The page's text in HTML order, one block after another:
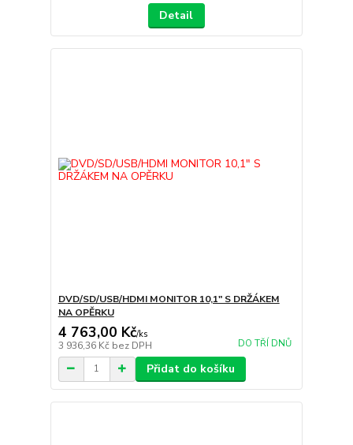
Detail
DVD/SD/USB/HDMI MONITOR 10,1" S DRŽÁKEM
NA OPĚRKU
4 763,00 Kč/ks
3 936,36 Kč bez DPH DO TŘÍ DNŮ
Přidat do košíku